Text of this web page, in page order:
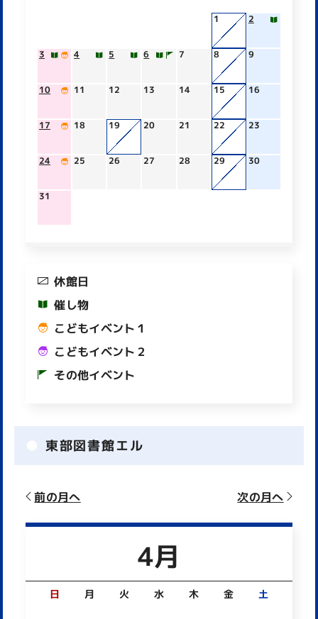
1 2
3 4 5 6 7 8 9
10 11 12 13 14 15 16
17 18 19 20 21 22 23
24 25 26 27 28 29 30
31
休館日
催し物
こどもイベント１
こどもイベント２
その他イベント
東部図書館エル
前の月へ 次の月へ
4月
日 月 火 水 木 金 土